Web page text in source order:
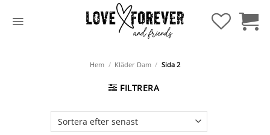
Hem / Kläder Dam / Sida 2
FILTRERA